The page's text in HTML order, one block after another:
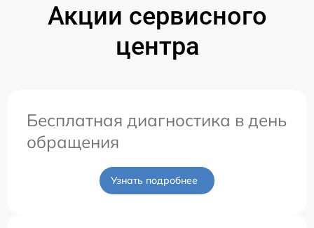
Акции сервисного
центра
Бесплатная диагностика в день
обращения
Узнать подробнее